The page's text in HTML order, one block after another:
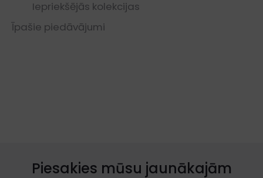
Iepriekšējās kolekcijas
Īpašie piedāvājumi
Piesakies mūsu jaunākajām